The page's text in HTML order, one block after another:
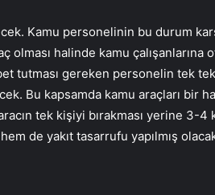
Kamu personelinin bu durum
olması halinde kamu çalışanlarına
tutması gereken personelin tek
Bu kapsamda kamu araçları bir
tek kişiyi bırakması yerine 3-4
de yakıt tasarrufu yapılmış